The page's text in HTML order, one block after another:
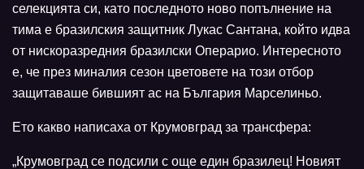
селекцията си, като последното ново попълнение на
тима е бразилския защитник Лукас Сантана, който идва
от нискоразредния бразилски Операрио. Интересното
е, че през миналия сезон цветовете на този отбор
защитаваше бившият ас на България Марселиньо.
Ето какво написаха от Крумовград за трансфера:
„Крумовград се подсили с още един бразилец! Новият